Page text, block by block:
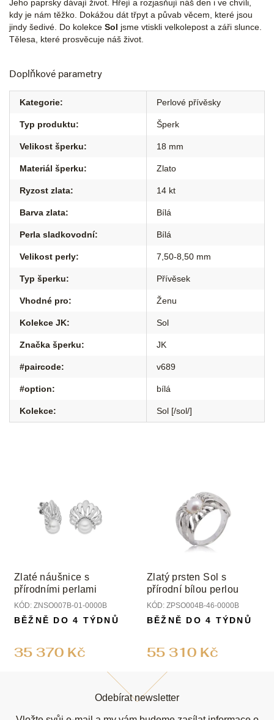
Jeho paprsky dávají život. Hřejí a rozjasňují náš den i ve chvíli,
kdy je nám těžko. Dokážou dát třpyt a půvab věcem, které jsou
jindy šedivé. Do kolekce Sol jsme vtiskli velkolepost a záři slunce.
Tělesa, které prosvěcuje náš život.
Doplňkové parametry
Kategorie: Perlové přívěsky
Typ produktu: Šperk
Velikost šperku: 18 mm
Materiál šperku: Zlato
Ryzost zlata: 14 kt
Barva zlata: Bílá
Perla sladkovodní: Bílá
Velikost perly: 7,50-8,50 mm
Typ šperku: Přívěsek
Vhodné pro: Ženu
Kolekce JK: Sol
Značka šperku: JK
#paircode: v689
#option: bílá
Kolekce: Sol [/sol/]
Zlaté náušnice s
přírodními perlami
KÓD: ZNSO007B-01-0000B
35 370 Kč
BĚŽNĚ DO 4 TÝDNŮ
Zlatý prsten Sol s
přírodní bílou perlou
KÓD: ZPSO004B-46-0000B
55 310 Kč
BĚŽNĚ DO 4 TÝDNŮ
Odebírat newsletter